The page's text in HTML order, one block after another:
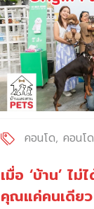
คอนโด คอนโ
เมื่อ ‘บ้าน’ ไ
คุณแค่คนเดียว